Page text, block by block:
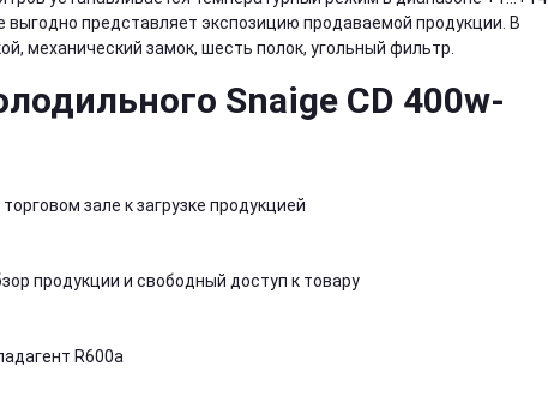
представляет экспозицию продаваемой продукции. В
механический замок, шесть полок, угольный фильтр.
Snaige CD 400w-
зале к загрузке продукцией
продукции и свободный доступ к товару
R600a